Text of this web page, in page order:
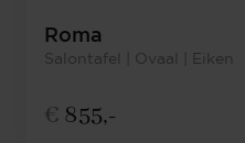
Roma
Salontafel | Ovaal | Eiken
€ 855,-